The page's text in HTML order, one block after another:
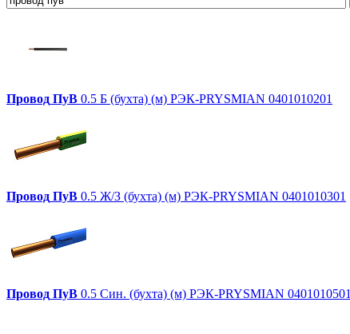
Провод ПуВ 0.5 Б (бухта) (м) РЭК-PRYSMIAN 0401010201
Провод ПуВ 0.5 Ж/З (бухта) (м) РЭК-PRYSMIAN 0401010301
Провод ПуВ 0.5 Син. (бухта) (м) РЭК-PRYSMIAN 0401010501